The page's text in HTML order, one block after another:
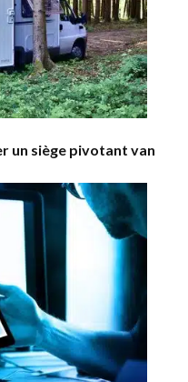
un siège pivotant van